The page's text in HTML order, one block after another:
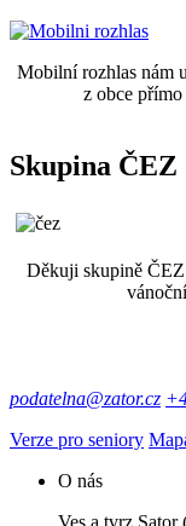
Mobilní rozhlas nám
z obce
Skupina ČEZ
Děkuji skupině ČEZ
podatelna@zator.cz
Verze pro seniory
O nás